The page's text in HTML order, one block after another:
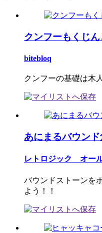
クンフーもくじん
bitebloq
クンフーの基礎は木
あにまるバウン
レトロジック オー
バウンドストーンを
よう！！